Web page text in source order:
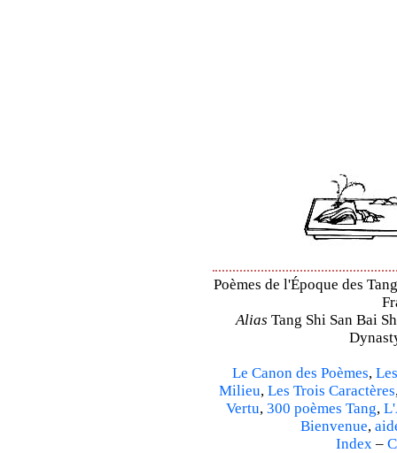
Poèmes de l'Époque des
Alias Tang Shi San Bai
Le Canon des Poèmes,
Milieu, Les Trois Caractères
Vertu, 300 poèmes Tang,
Bienvenue,
Index–